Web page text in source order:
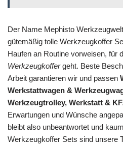
Der Name Mephisto
gütemäßig tolle Werkzeugkoffer
Haufen an Routine vorweisen, für
Werkzeugkoffergeht. Beste
Arbeit garantieren wir und passen
Werkstattwagen &
Werkzeugtrolley, Werkstatt &
Erwartungen und Wünsche
bleibt also unbeantwortet und
Werkzeugkoffer Sets sind unsere